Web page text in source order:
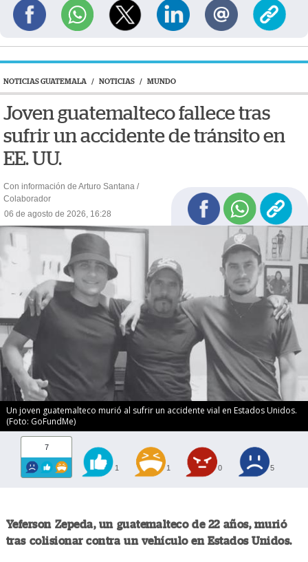
NOTICIAS GUATEMALA / NOTICIAS / MUNDO
Joven guatemalteco fallece tras
sufrir un accidente de tránsito en
EE. UU.
Con información de Arturo Santana /
Colaborador
06 de agosto de 2026, 16:28
Un joven guatemalteco murió al sufrir un accidente vial en Estados Unidos.
(Foto: GoFundMe)
7
1 1 0 5
Yeferson Zepeda, un guatemalteco de 22 años, murió
tras colisionar contra un vehículo en Estados Unidos.